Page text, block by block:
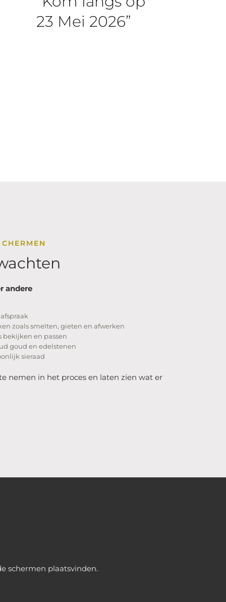
23 Mei 2026”
andere
zoals smelten, gieten en afwerken
bekijken en passen
goud en edelstenen
sieraad
nemen in het proces en laten zien wat er
schermen plaatsvinden.